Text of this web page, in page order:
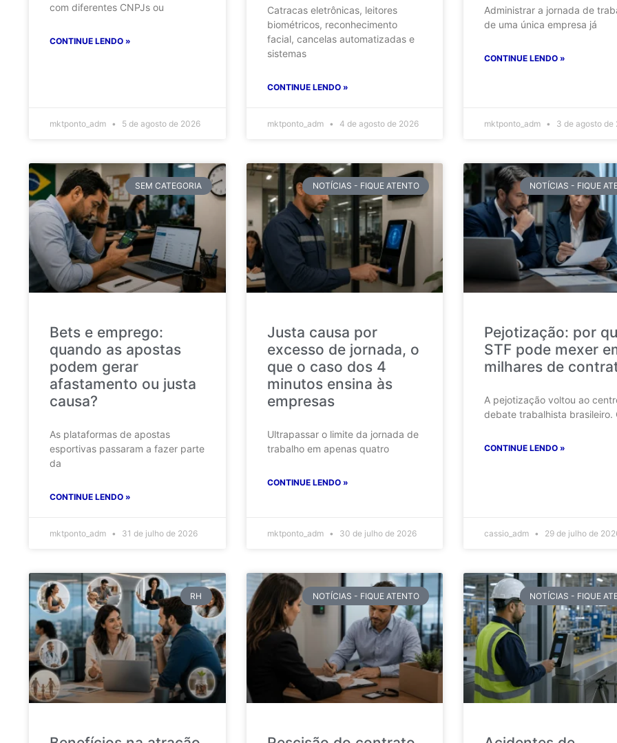
com diferentes CNPJs ou
CONTINUE LENDO »
mktponto_adm 5 de agosto de 2026
Catracas eletrônicas, leitores
biométricos, reconhecimento
facial, cancelas automatizadas e
sistemas
CONTINUE LENDO »
mktponto_adm 4 de agosto de 2026
Administrar a jornada de
de uma única empresa já
CONTINUE LENDO »
mktponto_adm 3 de agosto de
SEM CATEGORIA
Bets e emprego:
quando as apostas
podem gerar
afastamento ou justa
causa?
As plataformas de apostas
esportivas passaram a fazer parte
da
CONTINUE LENDO »
mktponto_adm 31 de julho de 2026
NOTÍCIAS - FIQUE ATENTO
Justa causa por
excesso de jornada, o
que o caso dos 4
minutos ensina às
empresas
Ultrapassar o limite da jornada de
trabalho em apenas quatro
CONTINUE LENDO »
mktponto_adm 30 de julho de 2026
NOTÍCIAS - FIQUE
Pejotização: por
STF pode mexer
milhares de
A pejotização voltou ao
debate trabalhista brasileiro.
CONTINUE LENDO »
cassio_adm 29 de julho de
RH NOTÍCIAS - FIQUE ATENTO NOTÍCIAS - FIQUE